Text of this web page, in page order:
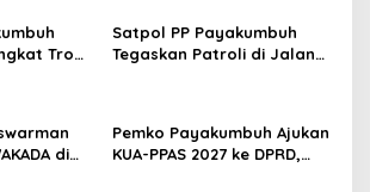
Trofi
Satpol PP Payakumbuh
Tegaskan Patroli di Jalan
di
Pemko Payakumbuh Ajukan
KUA-PPAS 2027 ke DPRD,